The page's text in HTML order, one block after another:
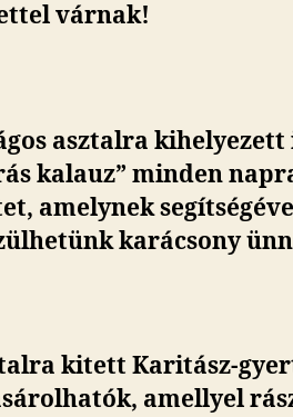
várnak!
asztalra
kalauz” minden
amelynek
karácsony
kitett Karitász-
amellyel